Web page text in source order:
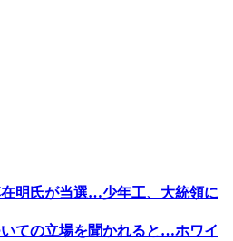
明氏が当選…少年工、大統領に
ての立場を聞かれると…ホワイ